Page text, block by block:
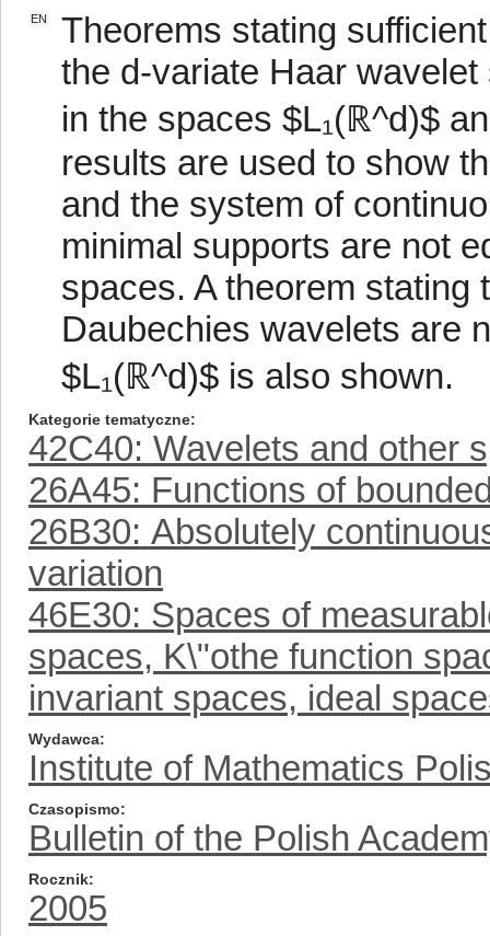
EN
Theorems stating
the d-variate Haar
in the spaces $L₁(ℝ^d)$
results are used to show
and the system of
minimal supports are not
spaces. A theorem
Daubechies wavelets are
$L₁(ℝ^d)$ is also shown.
Kategorie tematyczne
42C40: Wavelets and other
26A45: Functions of
26B30: Absolutely
variation
46E30: Spaces of
spaces, K\"othe function
invariant spaces, ideal
Wydawca
Institute of Mathematics
Czasopismo
Bulletin of the Polish
Rocznik
2005